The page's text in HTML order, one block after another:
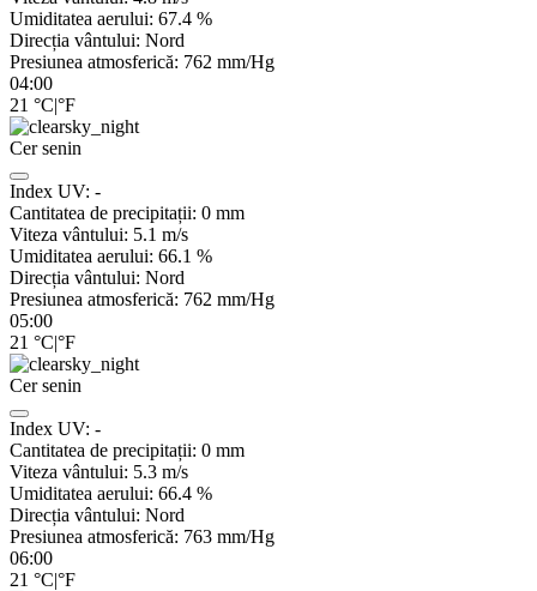
Umiditatea aerului: 67.4 %
Direcția vântului: Nord
Presiunea atmosferică: 762 mm/Hg
04:00
21 °C|°F
Cer senin
Index UV: -
Cantitatea de precipitații: 0 mm
Viteza vântului: 5.1 m/s
Umiditatea aerului: 66.1 %
Direcția vântului: Nord
Presiunea atmosferică: 762 mm/Hg
05:00
21 °C|°F
Cer senin
Index UV: -
Cantitatea de precipitații: 0 mm
Viteza vântului: 5.3 m/s
Umiditatea aerului: 66.4 %
Direcția vântului: Nord
Presiunea atmosferică: 763 mm/Hg
06:00
21 °C|°F